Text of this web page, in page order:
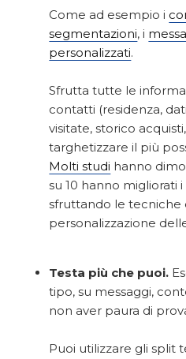
Come ad esempio i
segmentazioni, i
personalizzati.
Sfrutta tutte le
contatti (residenza,
visitate, storico
targhetizzare il più
Molti studi hanno
su 10 hanno migliorati
sfruttando le tecniche
personalizzazione
Testa più che puoi.
tipo, su messaggi,
non aver paura di
Puoi utilizzare gli split